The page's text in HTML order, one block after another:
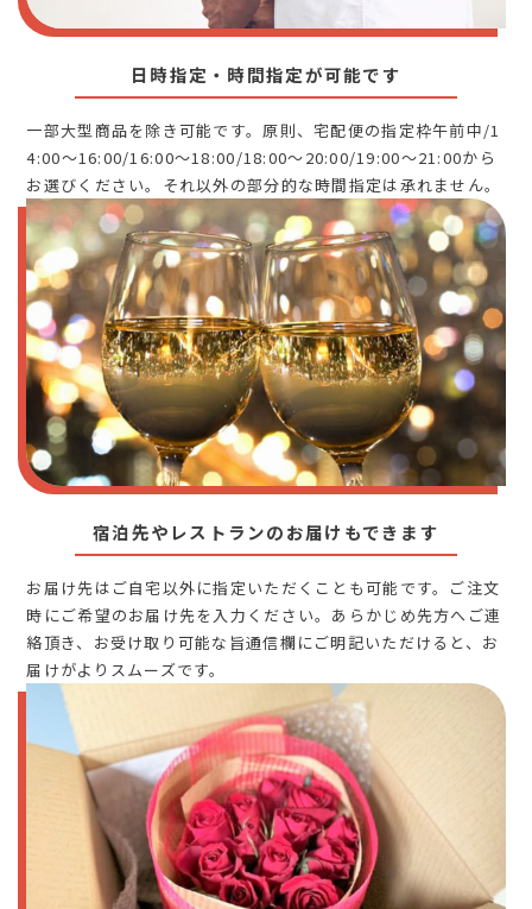
日時指定・時間指定が可能です
一部大型商品を除き可能です。原則、宅配便の指定枠午前中/1
4:00～16:00/16:00～18:00/18:00～20:00/19:00～21:00から
お選びください。それ以外の部分的な時間指定は承れません。
宿泊先やレストランのお届けもできます
お届け先はご自宅以外に指定いただくことも可能です。ご注文
時にご希望のお届け先を入力ください。あらかじめ先方へご連
絡頂き、お受け取り可能な旨通信欄にご明記いただけると、お
届けがよりスムーズです。